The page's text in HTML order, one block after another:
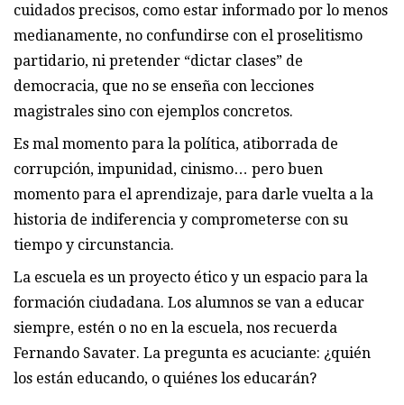
cuidados precisos, como estar informado por lo menos
medianamente, no confundirse con el proselitismo
partidario, ni pretender “dictar clases” de
democracia, que no se enseña con lecciones
magistrales sino con ejemplos concretos.
Es mal momento para la política, atiborrada de
corrupción, impunidad, cinismo… pero buen
momento para el aprendizaje, para darle vuelta a la
historia de indiferencia y comprometerse con su
tiempo y circunstancia.
La escuela es un proyecto ético y un espacio para la
formación ciudadana. Los alumnos se van a educar
siempre, estén o no en la escuela, nos recuerda
Fernando Savater. La pregunta es acuciante: ¿quién
los están educando, o quiénes los educarán?